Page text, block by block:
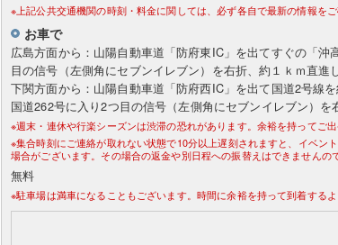
※上記公共交通機関の時刻・料金に関しては、必ず各自で最新の情報をご
お車で
広島方面から：山陽自動車道「防府東IC」を出てすぐの「沖
目の信号（左側角にセブンイレブン）を右折、約１ｋｍ直進
下関方面から：山陽自動車道「防府西IC」を出て国道2号線
国道262号に入り2つ目の信号（左側角にセブンイレブン）
※週末・連休や行楽シーズンは渋滞の恐れがあります。余裕を持ってご出
※集合時刻にご連絡が取れない状態で10分以上遅刻されますと、イベン
場合がございます。その場合の返金や別日程への振替えはできませんの
無料
※駐車場は満車になることもございます。時間に余裕を持って到着するよ